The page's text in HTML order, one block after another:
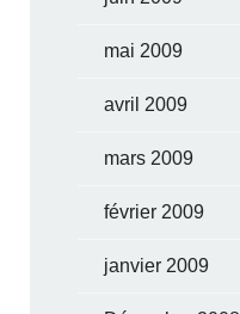
mai 2009
avril 2009
mars 2009
février 2009
janvier 2009